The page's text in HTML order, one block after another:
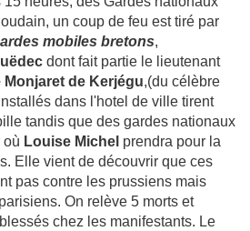
un coup de feu est tiré par
mobiles bretons,
dont fait partie le lieutenant
de Kerjégu,(du célèbre
dans l'hotel de ville tirent
tandis que des gardes nationaux
où Louise Michel prendra pour la
Elle vient de découvrir que ces
pas contre les prussiens mais
On relève 5 morts et
chez les manifestants. Le